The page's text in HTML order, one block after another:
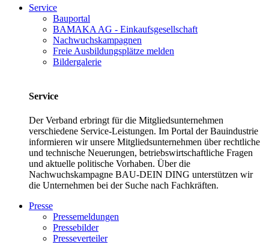
Service
Bauportal
BAMAKA AG - Einkaufsgesellschaft
Nachwuchskampagnen
Freie Ausbildungsplätze melden
Bildergalerie
Service
Der Verband erbringt für die Mitgliedsunternehmen
verschiedene Service-Leistungen. Im Portal der Bauindustrie
informieren wir unsere Mitgliedsunternehmen über rechtliche
und technische Neuerungen, betriebswirtschaftliche Fragen
und aktuelle politische Vorhaben. Über die
Nachwuchskampagne BAU-DEIN DING unterstützen wir
die Unternehmen bei der Suche nach Fachkräften.
Presse
Pressemeldungen
Pressebilder
Presseverteiler